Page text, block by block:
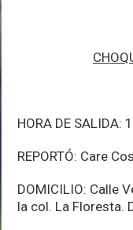
HORA DE SALIDA:
REPORTÓ: Care
DOMICILIO: Calle
la col. La Floresta.